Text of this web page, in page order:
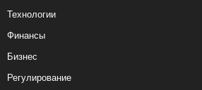
Технологии
Финансы
Бизнес
Регулирование